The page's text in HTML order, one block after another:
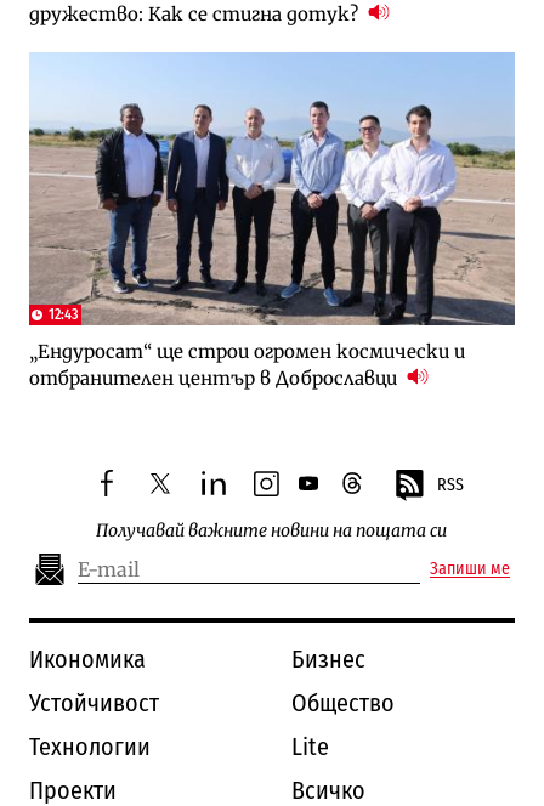
дружество: Как се стигна дотук?
12:43
„Ендуросат“ ще строи огромен космически и
отбранителен център в Доброславци
facebooktwitterlinkedininstagram
youtubethreads RSS
Получавай важните новини на пощата си
Запиши ме
Икономика
Бизнес
Устойчивост
Общество
Технологии
Lite
Проекти
Всичко